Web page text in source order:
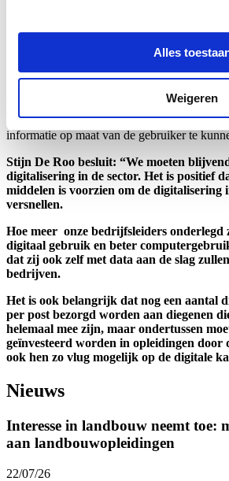
Alles
Weigeren
verleden werden deze projecten al ingezet
data uit te wisselen.
begeleiden in het gebruik van het e-loket
het kunnen raadplegen van hun informatie
manier. Daarbij denkt het aan de introductie
chatmogelijkheid op het e-loket en van een
informatie op maat van de gebruiker te
Stijn De Roo besluit: “We moeten
digitalisering in de sector. Het is positief
middelen is voorzien om de digitalisering
versnellen.
Hoe meer onze bedrijfsleiders onderlegd
digitaal gebruik en beter
dat zij ook zelf met data aan de slag
bedrijven.
Het is ook belangrijk dat nog een aantal
per post bezorgd worden aan diegenen
helemaal mee zijn, maar ondertussen
geïnvesteerd worden in opleidingen door
ook hen zo vlug mogelijk op de digitale
Nieuws
Interesse in landbouw neemt toe:
aan landbouwopleidingen
22/07/26